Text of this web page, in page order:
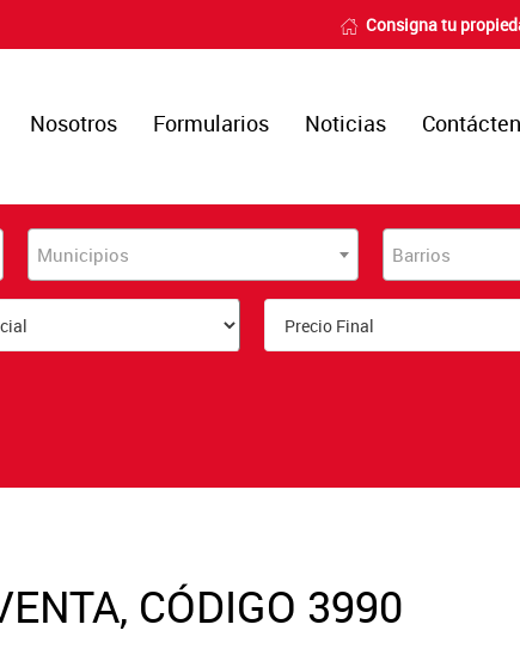
Consigna tu
Nosotros Formularios Noticias
Municipios Barrios
CÓDIGO 3990